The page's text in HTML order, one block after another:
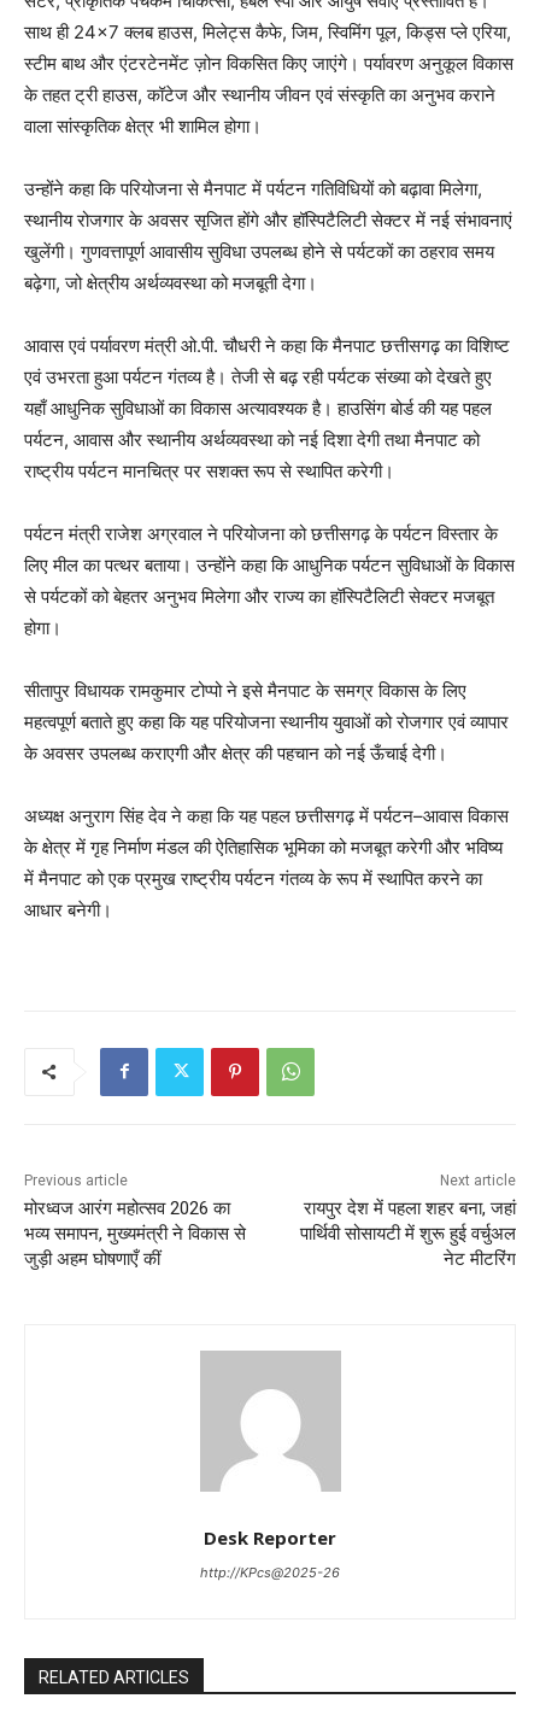
साथ ही 24×7 क्लब हाउस, मिलेट्स कैफे, जिम, स्विमिंग पूल, किड्स प्ले एरिया,
स्टीम बाथ और एंटरटेनमेंट ज़ोन विकसित किए जाएंगे। पर्यावरण अनुकूल विकास
के तहत ट्री हाउस, कॉटेज और स्थानीय जीवन एवं संस्कृति का अनुभव कराने
वाला सांस्कृतिक क्षेत्र भी शामिल होगा।
उन्होंने कहा कि परियोजना से मैनपाट में पर्यटन गतिविधियों को बढ़ावा मिलेगा,
स्थानीय रोजगार के अवसर सृजित होंगे और हॉस्पिटैलिटी सेक्टर में नई संभावनाएं
खुलेंगी। गुणवत्तापूर्ण आवासीय सुविधा उपलब्ध होने से पर्यटकों का ठहराव समय
बढ़ेगा, जो क्षेत्रीय अर्थव्यवस्था को मजबूती देगा।
आवास एवं पर्यावरण मंत्री ओ.पी. चौधरी ने कहा कि मैनपाट छत्तीसगढ़ का विशिष्ट
एवं उभरता हुआ पर्यटन गंतव्य है। तेजी से बढ़ रही पर्यटक संख्या को देखते हुए
यहाँ आधुनिक सुविधाओं का विकास अत्यावश्यक है। हाउसिंग बोर्ड की यह पहल
पर्यटन, आवास और स्थानीय अर्थव्यवस्था को नई दिशा देगी तथा मैनपाट को
राष्ट्रीय पर्यटन मानचित्र पर सशक्त रूप से स्थापित करेगी।
पर्यटन मंत्री राजेश अग्रवाल ने परियोजना को छत्तीसगढ़ के पर्यटन विस्तार के
लिए मील का पत्थर बताया। उन्होंने कहा कि आधुनिक पर्यटन सुविधाओं के विकास
से पर्यटकों को बेहतर अनुभव मिलेगा और राज्य का हॉस्पिटैलिटी सेक्टर मजबूत
होगा।
सीतापुर विधायक रामकुमार टोप्पो ने इसे मैनपाट के समग्र विकास के लिए
महत्वपूर्ण बताते हुए कहा कि यह परियोजना स्थानीय युवाओं को रोजगार एवं व्यापार
के अवसर उपलब्ध कराएगी और क्षेत्र की पहचान को नई ऊँचाई देगी।
अध्यक्ष अनुराग सिंह देव ने कहा कि यह पहल छत्तीसगढ़ में पर्यटन–आवास विकास
के क्षेत्र में गृह निर्माण मंडल की ऐतिहासिक भूमिका को मजबूत करेगी और भविष्य
में मैनपाट को एक प्रमुख राष्ट्रीय पर्यटन गंतव्य के रूप में स्थापित करने का
आधार बनेगी।
Previous article
मोरध्वज आरंग महोत्सव 2026 का
भव्य समापन, मुख्यमंत्री ने विकास से
जुड़ी अहम घोषणाएँ कीं
Next article
रायपुर देश में पहला शहर बना, जहां
पार्थिवी सोसायटी में शुरू हुई वर्चुअल
नेट मीटरिंग
Desk Reporter
http://KPcs@2025-26
RELATED ARTICLES